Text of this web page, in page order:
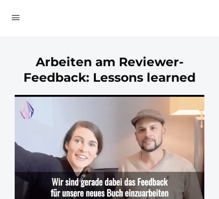
Arbeiten am Reviewer-
Feedback: Lessons learned